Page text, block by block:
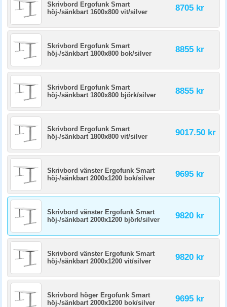
Skrivbord Ergofunk Smart
höj-/sänkbart 1600x800 vit/silver
8705 kr
Skrivbord Ergofunk Smart
höj-/sänkbart 1800x800 bok/silver
8855 kr
Skrivbord Ergofunk Smart
höj-/sänkbart 1800x800 björk/silver
8855 kr
Skrivbord Ergofunk Smart
höj-/sänkbart 1800x800 vit/silver
9017.50 kr
Skrivbord vänster Ergofunk Smart
höj-/sänkbart 2000x1200 bok/silver
9695 kr
Skrivbord vänster Ergofunk Smart
höj-/sänkbart 2000x1200 björk/silver
9820 kr
Skrivbord vänster Ergofunk Smart
höj-/sänkbart 2000x1200 vit/silver
9820 kr
Skrivbord höger Ergofunk Smart
höj-/sänkbart 2000x1200 bok/silver
9695 kr